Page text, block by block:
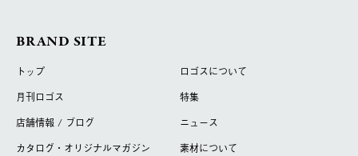
BRAND SITE
トップ
ロゴスについて
月刊ロゴス
特集
店舗情報 / ブログ
ニュース
カタログ・オリジナルマガジン
素材について